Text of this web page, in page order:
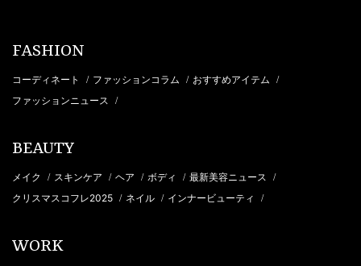
FASHION
コーディネート / ファッションコラム / おすすめアイテム /
ファッションニュース /
BEAUTY
メイク / スキンケア / ヘア / ボディ / 最新美容ニュース /
クリスマスコフレ2025 / ネイル / インナービューティ /
WORK